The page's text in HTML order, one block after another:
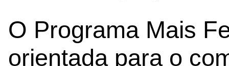
O Programa Mais
orientada para o